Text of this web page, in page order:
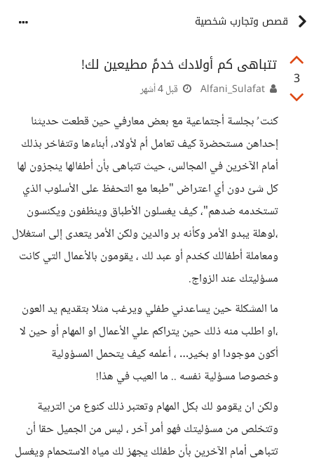
قصص وتجارب شخصية
3
تتباهى كم أولادك خدمً مطيعين لك!
قبل 4 أشهر
كنت ُ بجلسة أجتماعية مع بعض معارفي حين قطعت حديثنا
إحداهن مستحضرة كيف تعامل أم لأولاد، أبناءها وتتفاخر بذلك
أمام الآخرين في المجالس، حيث تتباهى بأن أطفالها ينجزون لها
كل شئ دون أي اعتراض "طبعا مع التحفظ على الأسلوب الذي
تستخدمه ضدهم"، كيف يغسلون الأطباق وينظفون ويكنسون
،لوهلة يبدو الأمر وكأنه بر والدين ولكن الأمر يتعدى إلى استغلال
ومعاملة أطفالك كخدم أو عبد لك ، يقومون بالأعمال التي كانت
مسؤليتك عند الزواج.
ما المشكلة حين يساعدني طفلي ويرغب مثلا بتقديم يد العون
،او اطلب منه ذلك حين يتراكم علي الأعمال او المهام أو حين لا
أكون موجودا او بخير… ، أعلمه كيف يتحمل المسؤولية
وخصوصا مسؤلية نفسه .. ما العيب في هذا!
ولكن ان يقومو لك بكل المهام وتعتبر ذلك كنوع من التربية
وتتخلص من مسؤليتك فهو أمر آخر ، ليس من الجميل حقا أن
تتباهى أمام الآخرين بأن طفلك يجهز لك مياه الاستحمام ويغسل